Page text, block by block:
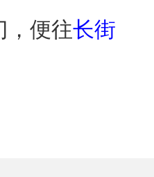
，便往长街